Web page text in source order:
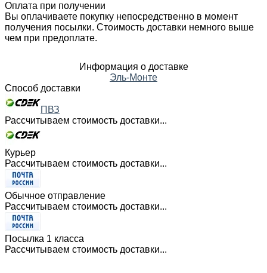
Оплата при получении
Вы оплачиваете покупку непосредственно в момент
получения посылки. Стоимость доставки немного выше
чем при предоплате.
Информация о доставке
Эль-Монте
Способ доставки
ПВЗ
Рассчитываем стоимость доставки...
Курьер
Рассчитываем стоимость доставки...
Обычное отправление
Рассчитываем стоимость доставки...
Посылка 1 класса
Рассчитываем стоимость доставки...